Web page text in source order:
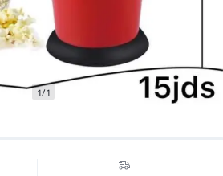
1/1